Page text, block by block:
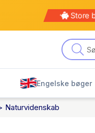
Store
Engelske bøger
Naturvidenskab